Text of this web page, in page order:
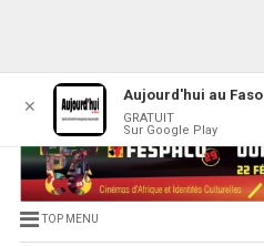
TOP MENU
✕
Aujourd'hui au Faso
GRATUIT
Sur Google Play